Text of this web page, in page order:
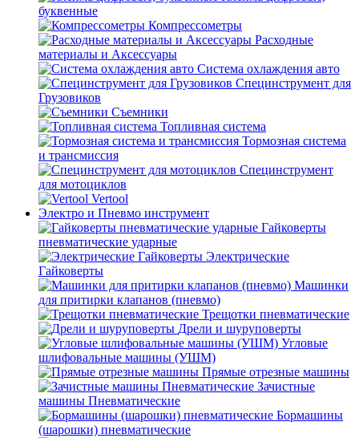
буквенные
Компрессометры
Расходные
материалы и Аксессуары
Система охлаждения авто
Специнструмент для
Грузовиков
Съемники
Топливная система
Тормозная система
и трансмиссия
Специнструмент
для мотоциклов
Vertool
Электро и Пневмо инструмент
Гайковерты
пневматические ударные
Электрические
Гайковерты
Машинки
для притирки клапанов (пневмо)
Трещотки пневматические
Дрели и шуруповерты
Угловые
шлифовальные машины (УШМ)
Прямые отрезные машины
Зачистные
машины Пневматические
Бормашины
(шарошки) пневматические